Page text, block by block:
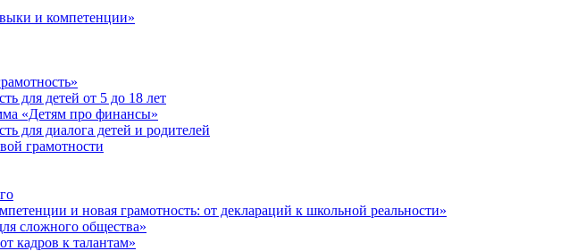
и компетенции»
для детей от 5 до 18 лет
«Детям про финансы»
для диалога детей и родителей
грамотности
и новая грамотность: от деклараций к школьной реальности»
сложного общества»
кадров к талантам»